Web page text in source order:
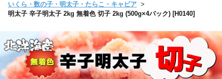
いくら・数の子・明太子・たらこ・キャビア
明太子 辛子明太子 2kg 無着色 切子 2kg (500g×4パック) [H0140]